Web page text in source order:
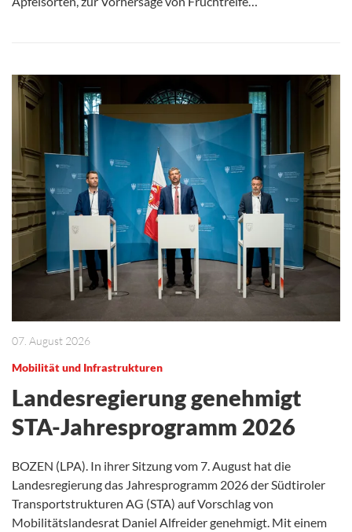
07. August 2026
Mobilität und Infrastrukturen
Landesregierung genehmigt
STA-Jahresprogramm 2026
BOZEN (LPA). In ihrer Sitzung vom 7. August hat die
Landesregierung das Jahresprogramm 2026 der Südtiroler
Transportstrukturen AG (STA) auf Vorschlag von
Mobilitätslandesrat Daniel Alfreider genehmigt. Mit einem